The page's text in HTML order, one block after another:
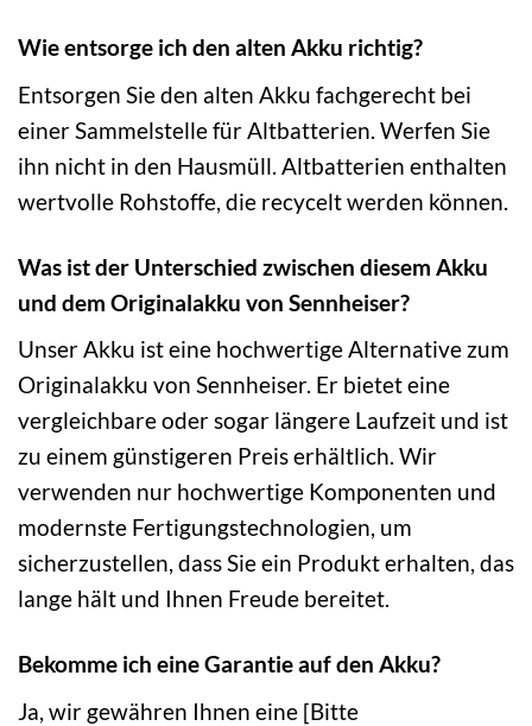
Wie entsorge ich den alten Akku richtig?
Entsorgen Sie den alten Akku fachgerecht bei
einer Sammelstelle für Altbatterien. Werfen Sie
ihn nicht in den Hausmüll. Altbatterien enthalten
wertvolle Rohstoffe, die recycelt werden können.
Was ist der Unterschied zwischen diesem Akku
und dem Originalakku von Sennheiser?
Unser Akku ist eine hochwertige Alternative zum
Originalakku von Sennheiser. Er bietet eine
vergleichbare oder sogar längere Laufzeit und ist
zu einem günstigeren Preis erhältlich. Wir
verwenden nur hochwertige Komponenten und
modernste Fertigungstechnologien, um
sicherzustellen, dass Sie ein Produkt erhalten, das
lange hält und Ihnen Freude bereitet.
Bekomme ich eine Garantie auf den Akku?
Ja, wir gewähren Ihnen eine [Bitte